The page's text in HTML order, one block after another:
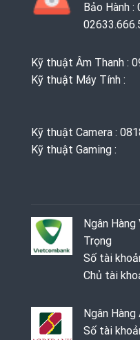
Bảo Hành
Kỹ thuật Âm Thanh :
Kỹ thuật Máy Tính :
Kỹ thuật Camera :
Kỹ thuật Gaming ‭: ‬
Ngân
Trọng
Số tài
Chủ tài
Ngân Hàng
Số tài